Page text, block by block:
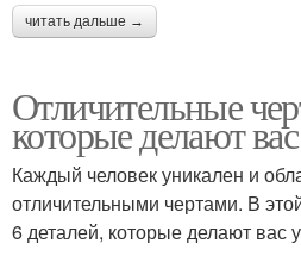
читать дальше →
Отличительные
которые делают
Каждый человек уникален и
отличительными чертами. В
6 деталей, которые делают вас